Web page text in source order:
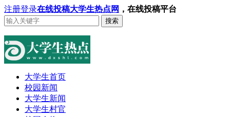
注册登录在线投稿大学生热点网 ，在线投稿平台
搜索
大学生首页
校园新闻
大学生新闻
大学生村官